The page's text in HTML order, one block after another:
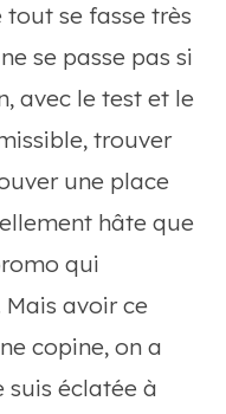
se fasse très
se passe pas si
avec le test et le
trouver
une place
hâte que
qui
avoir ce
copine, on a
suis éclatée à